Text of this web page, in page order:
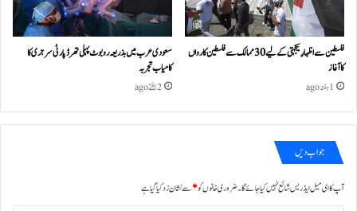
فلسطین سے اظہارِ یکجہتی کے لیے 30 ممالک سے فلسطین کارواں
کا آغاز
1 ہفتہ ago
سعودی عرب میں بذریعہ روبوٹ پہلی تھرڈ پارٹی سرجری کا
کامیاب تجربہ
2 ہفتے ago
جواب دیں
آپ کا ای میل ایڈریس شائع نہیں کیا جائے گا۔ضروری خانوں کو*سے نشان زد کیا گیا ہے